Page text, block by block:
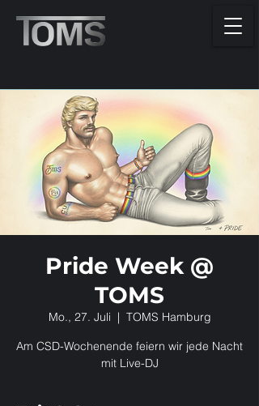
Pride Week @
TOMS
Mo., 27. Juli
  |
TOMS Hamburg
Am CSD-Wochenende feiern wir jede Nacht
mit Live-DJ